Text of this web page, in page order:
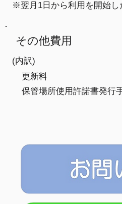
​※翌月1日から利用を開始し
​その他費用
(内訳)
​更新料
保管場所使用許諾書発行